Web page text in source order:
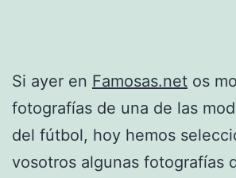
Si ayer en Famosas.net os
fotografías de una de las
del fútbol, hoy hemos
vosotros algunas fotografías